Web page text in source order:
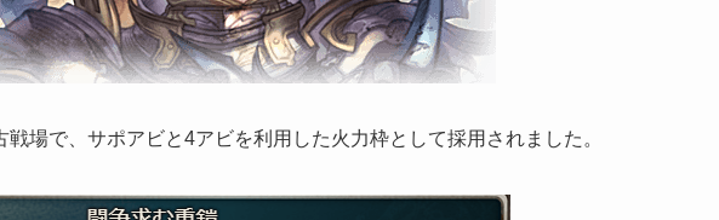
場で、サポアビと4アビを利用した火力枠として採用されました。